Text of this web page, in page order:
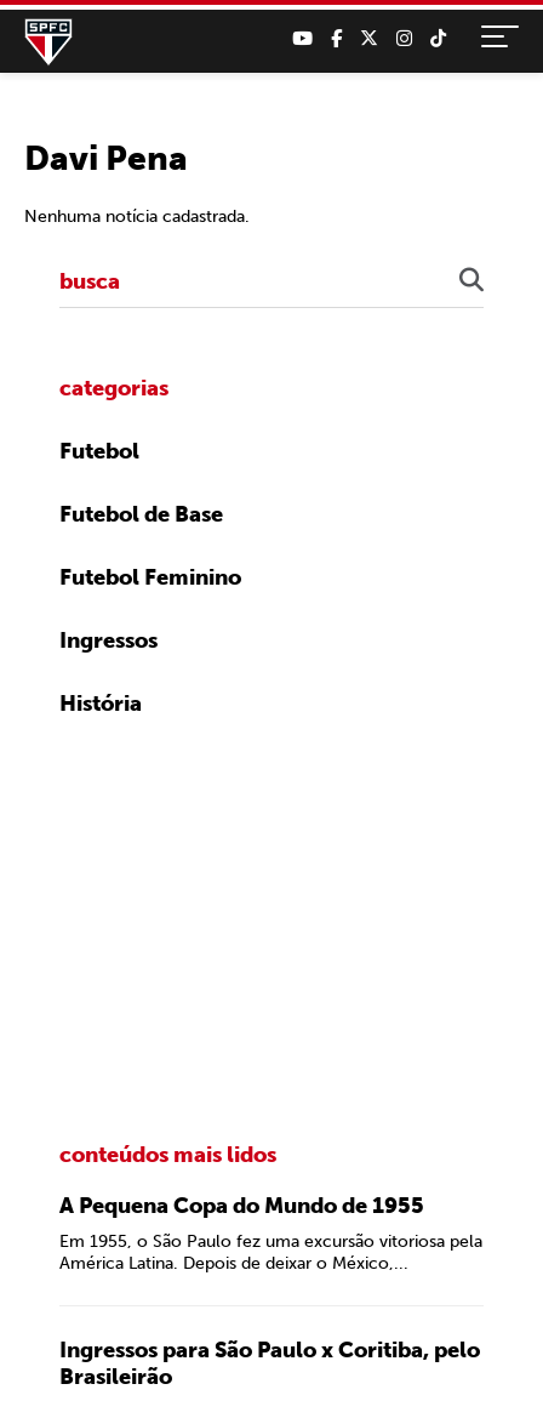
Davi Pena
Nenhuma notícia cadastrada.
categorias
Futebol
Futebol de Base
Futebol Feminino
Ingressos
História
conteúdos mais lidos
A Pequena Copa do Mundo de 1955
Em 1955, o São Paulo fez uma excursão vitoriosa pela
América Latina. Depois de deixar o México,...
Ingressos para São Paulo x Coritiba, pelo
Brasileirão